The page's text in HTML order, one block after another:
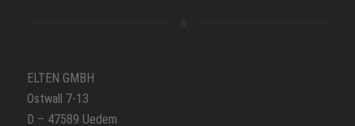
ELTEN GMBH
Ostwall 7-13
D – 47589 Uedem